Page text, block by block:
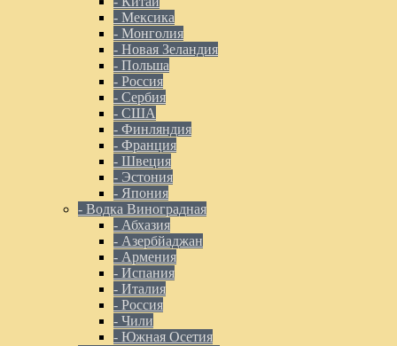
- Мексика
- Монголия
- Новая Зеландия
- Польша
- Россия
- Сербия
- США
- Финляндия
- Франция
- Швеция
- Эстония
- Япония
- Водка Виноградная
- Абхазия
- Азербйаджан
- Армения
- Испания
- Италия
- Россия
- Чили
- Южная Осетия